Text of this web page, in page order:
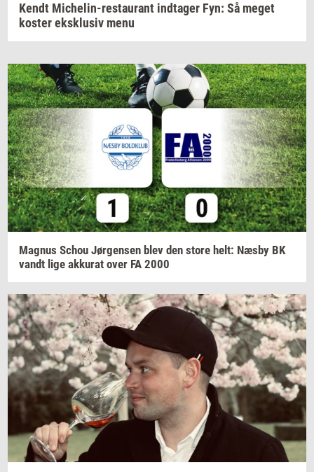
Kendt Michelin-restaurant indtager Fyn: Så meget
koster eksklusiv menu
Magnus Schou Jør­gen­sen blev den store helt: Næsby BK
vandt lige ak­ku­rat over FA 2000